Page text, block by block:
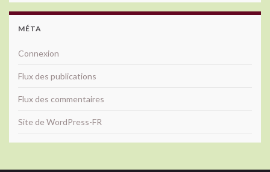
MÉTA
Connexion
Flux des publications
Flux des commentaires
Site de WordPress-FR